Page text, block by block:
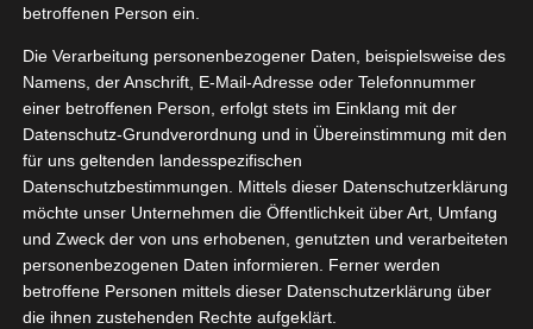
Zeige
grösseres
Bild
betroffenen Person ein.
Die Verarbeitung personenbezogener Daten, beispielsweise des
Namens, der Anschrift, E-Mail-Adresse oder Telefonnummer
einer betroffenen Person, erfolgt stets im Einklang mit der
Datenschutz-Grundverordnung und in Übereinstimmung mit den
für uns geltenden landesspezifischen
Datenschutzbestimmungen. Mittels dieser Datenschutzerklärung
möchte unser Unternehmen die Öffentlichkeit über Art, Umfang
und Zweck der von uns erhobenen, genutzten und verarbeiteten
personenbezogenen Daten informieren. Ferner werden
betroffene Personen mittels dieser Datenschutzerklärung über
die ihnen zustehenden Rechte aufgeklärt.